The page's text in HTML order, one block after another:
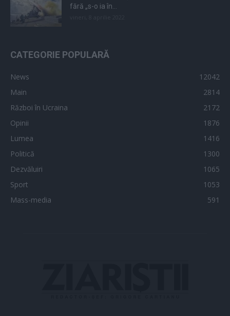
fără „s-o ia în...
CATEGORIE POPULARĂ
News
12042
Main
2814
Război în Ucraina
2172
Opinii
1876
Lumea
1416
Politică
1300
Dezvăluiri
1065
Sport
1053
Mass-media
591